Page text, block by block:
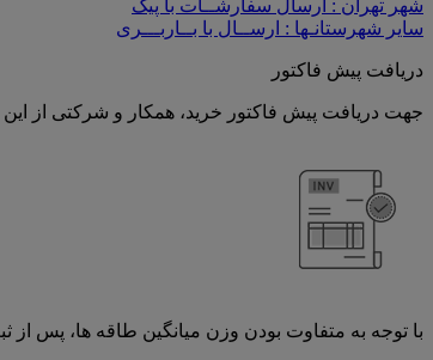
شهر تهران : ارسال سفارشــات با پیک
سایر شهرستانـها : ارســال با بــاربـــری
دریافت پیش فاکتور
جهت دریافت پیش فاکتور خرید، همکار و شرکتی از این
با توجه به متفاوت بودن وزن میانگین طاقه ها، پس